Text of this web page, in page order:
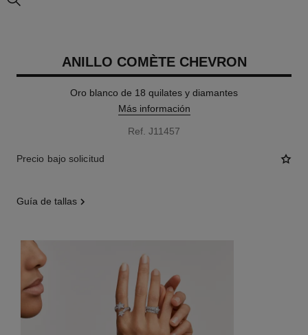
imagen agrandada
ANILLO COMÈTE CHEVRON
Oro blanco de 18 quilates y diamantes
Más información
Ref. J11457
Precio bajo solicitud
guía de tallas